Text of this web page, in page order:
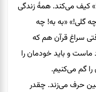
کیف می‌کند. همۀ زندگی
گلی!» «به به! چه
سراغ قرآن هم که
ماست و باید خودمان را
را گم می‌کنیم.
حرف می‌زند. چقدر